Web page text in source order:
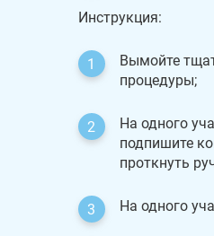
Инструкция:
Вымойте
процедуры;
На одного
подпишите
проткнуть
На одного